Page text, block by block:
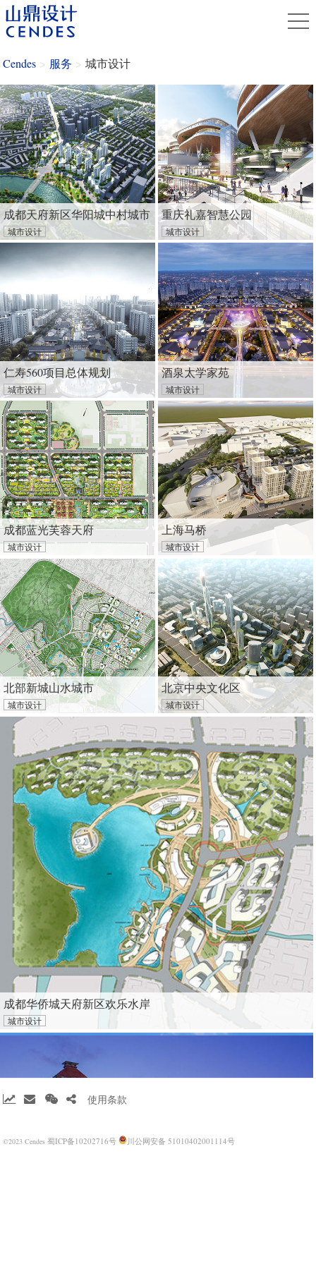
Cendes > 服务 > 城市设计
成都天府新区华阳城中村城市
形态设计
城市设计
重庆礼嘉智慧公园
城市设计
仁寿560项目总体规划
城市设计
酒泉太学家苑
城市设计
成都蓝光芙蓉天府
城市设计
上海马桥
城市设计
北部新城山水城市
城市设计
北京中央文化区
城市设计
成都华侨城天府新区欢乐水岸
城市设计
使用条款
©2023 Cendes蜀ICP备10202716号 川公网安备 51010402001114号